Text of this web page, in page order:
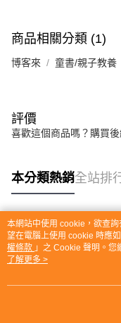
商品相關分類 (1)
博客來 童書/親子教養
評價
喜歡這個商品嗎？購買
本分類熱銷全站排
熱門標籤
本網站中使用 cookie，欲查
望在電腦上使用 cookie 時應
權條款 」之 Cookie 聲明。您
用條款之 Cookie 聲明使用
了解更多 >